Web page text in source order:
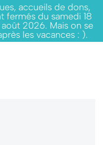
accueils de dons,
fermés du samedi 18
2026. Mais on se
les vacances : ).